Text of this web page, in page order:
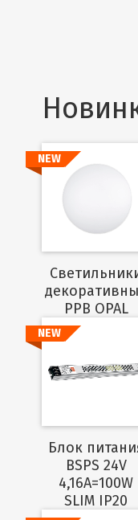
NEW
Cветильники
PPB OPAL
Подробнее
NEW
Блок питания
BSPS 24V
4,16A=100W
SLIM IP20